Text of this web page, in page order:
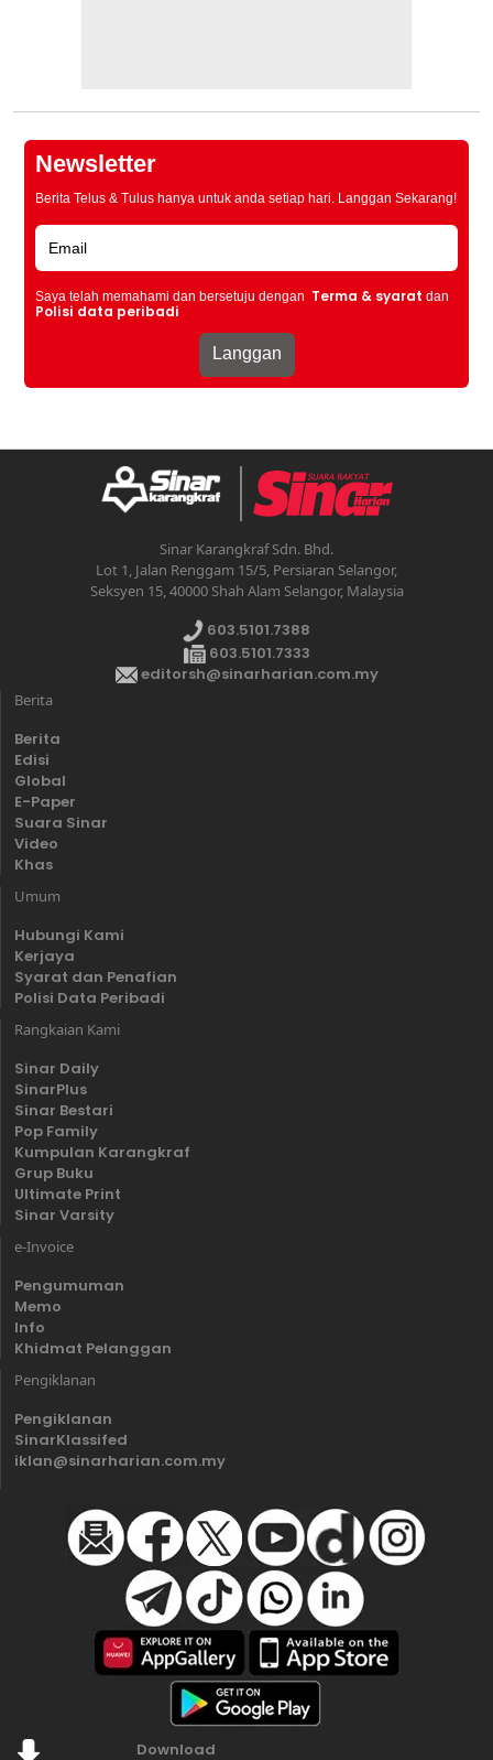
Newsletter
Berita Telus & Tulus hanya untuk anda setiap hari. Langgan Sekarang!
Saya telah memahami dan bersetuju dengan Terma & syarat dan
Polisi data peribadi
Sinar Karangkraf Sdn. Bhd.
Lot 1, Jalan Renggam 15/5, Persiaran Selangor,
Seksyen 15, 40000 Shah Alam Selangor, Malaysia
603.5101.7388
603.5101.7333
editorsh@sinarharian.com.my
Berita
Berita
Edisi
Global
E-Paper
Suara Sinar
Video
Khas
Umum
Hubungi Kami
Kerjaya
Syarat dan Penafian
Polisi Data Peribadi
Rangkaian Kami
Sinar Daily
SinarPlus
Sinar Bestari
Pop Family
Kumpulan Karangkraf
Grup Buku
Ultimate Print
Sinar Varsity
e-Invoice
Pengumuman
Memo
Info
Khidmat Pelanggan
Pengiklanan
Pengiklanan
SinarKlassifed
iklan@sinarharian.com.my
Download